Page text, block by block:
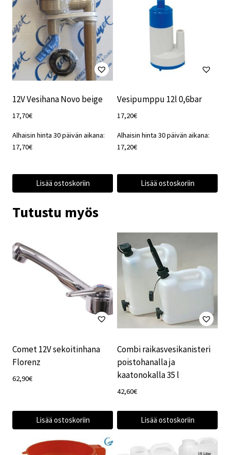
12V Vesihana Novo beige
17,70€
Alhaisin hinta 30 päivän aikana:
17,70€
Lisää ostoskoriin
Vesipumppu 12l 0,6bar
17,20€
Alhaisin hinta 30 päivän aikana:
17,20€
Lisää ostoskoriin
Tutustu myös
Comet 12V sekoitinhana
Florenz
62,90€
Lisää ostoskoriin
Combi raikasvesikanisteri
poistohanalla ja
kaatonokalla 35 l
42,60€
Lisää ostoskoriin